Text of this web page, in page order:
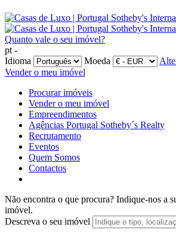
Quanto vale o seu imóvel?
pt -
Idioma
Moeda
Vender o meu imóvel
Procurar imóveis
Vender o meu imóvel
Empreendimentos
Agências Portugal Sotheby´s Realty
Recrutamento
Eventos
Quem Somos
Contactos
Não encontra o que procura? Indique-nos a
imóvel.
Descreva o seu imóvel